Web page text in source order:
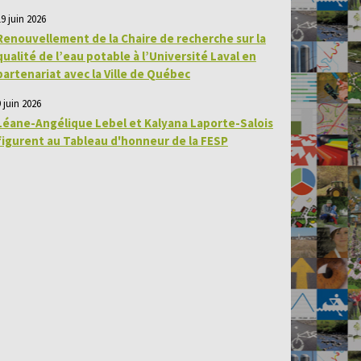
juin 2026
de la Chaire de recherche sur la
de l’eau potable à l’Université Laval en
avec la Ville de Québec
juin 2026
Angélique Lebel et Kalyana Laporte-Salois
au Tableau d'honneur de la FESP